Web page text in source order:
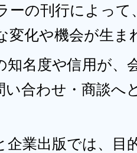
ーの刊行によって
変化や機会が生ま
知名度や信用が、
い合わせ・商談へ
企業出版では、目